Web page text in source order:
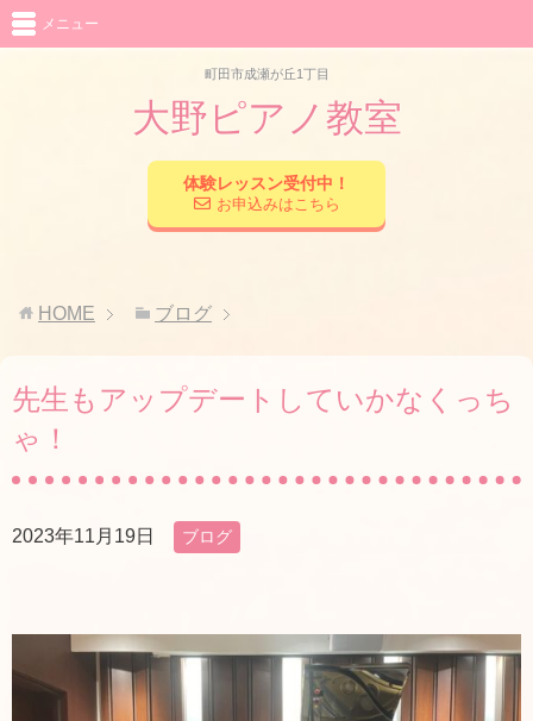
町田市成瀬が丘1丁目
大野ピアノ教室
体験レッスン受付中！
お申込みはこちら
メニュー
HOME ブログ
先生もアップデートしていかなくっち
ゃ！
2023年11月19日 ブログ